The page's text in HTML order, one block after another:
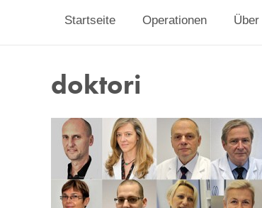
Startseite Operationen Über
doktori